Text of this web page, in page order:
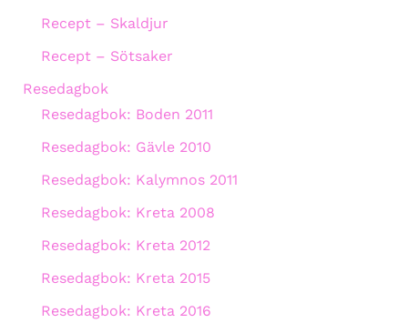
Recept – Skaldjur
Recept – Sötsaker
Resedagbok
Resedagbok: Boden 2011
Resedagbok: Gävle 2010
Resedagbok: Kalymnos 2011
Resedagbok: Kreta 2008
Resedagbok: Kreta 2012
Resedagbok: Kreta 2015
Resedagbok: Kreta 2016